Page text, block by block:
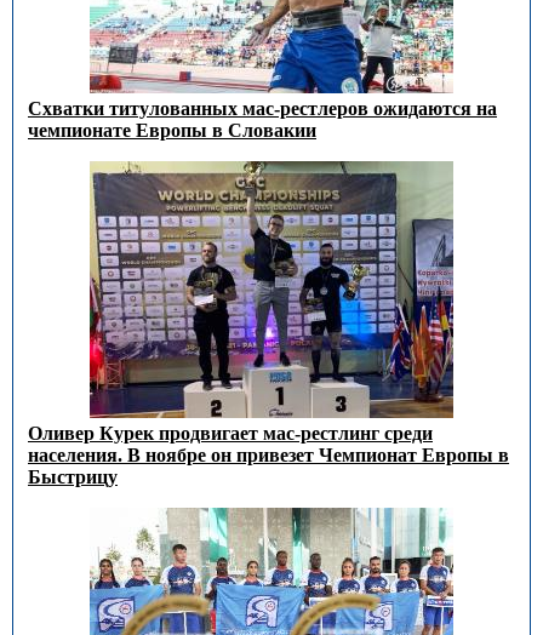
Схватки титулованных мас-рестлеров ожидаются на
чемпионате Европы в Словакии
Оливер Курек продвигает мас-рестлинг среди
населения. В ноябре он привезет Чемпионат Европы в
Быстрицу